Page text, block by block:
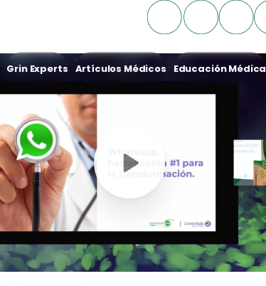
Grin Experts Artículos Médicos Educación Médica